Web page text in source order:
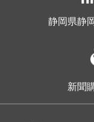
静岡県静
新聞